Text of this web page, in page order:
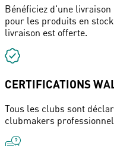
Bénéficiez d'une
pour les produits en
livraison est offerte.
CERTIFICATIONS
Tous les clubs sont
clubmakers